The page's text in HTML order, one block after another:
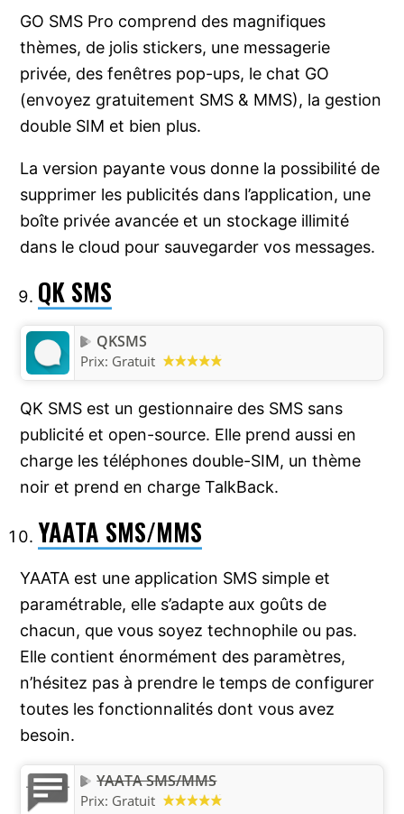
GO SMS Pro comprend des magnifiques
thèmes, de jolis stickers, une messagerie
privée, des fenêtres pop-ups, le chat GO
(envoyez gratuitement SMS & MMS), la gestion
double SIM et bien plus.
La version payante vous donne la possibilité de
supprimer les publicités dans l’application, une
boîte privée avancée et un stockage illimité
dans le cloud pour sauvegarder vos messages.
QK SMS
QKSMS
Prix: Gratuit
QK SMS est un gestionnaire des SMS sans
publicité et open-source. Elle prend aussi en
charge les téléphones double-SIM, un thème
noir et prend en charge TalkBack.
YAATA SMS/MMS
YAATA est une application SMS simple et
paramétrable, elle s’adapte aux goûts de
chacun, que vous soyez technophile ou pas.
Elle contient énormément des paramètres,
n’hésitez pas à prendre le temps de configurer
toutes les fonctionnalités dont vous avez
besoin.
YAATA SMS/MMS
Prix: Gratuit